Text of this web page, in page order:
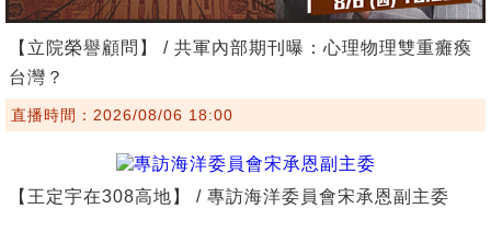
【立院榮譽顧問】 / 共軍內部期刊曝：心理物理雙重癱瘓
台灣？
直播時間：2026/08/06 18:00
【王定宇在308高地】 / 專訪海洋委員會宋承恩副主委